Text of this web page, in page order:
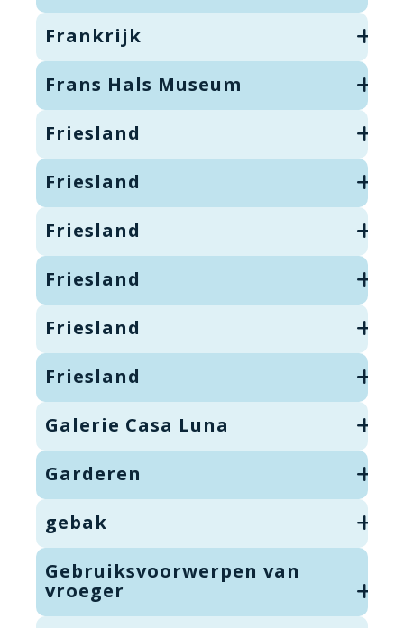
Frankrijk
Frans Hals Museum
Friesland
Friesland
Friesland
Friesland
Friesland
Friesland
Galerie Casa Luna
Garderen
gebak
Gebruiksvoorwerpen van
vroeger